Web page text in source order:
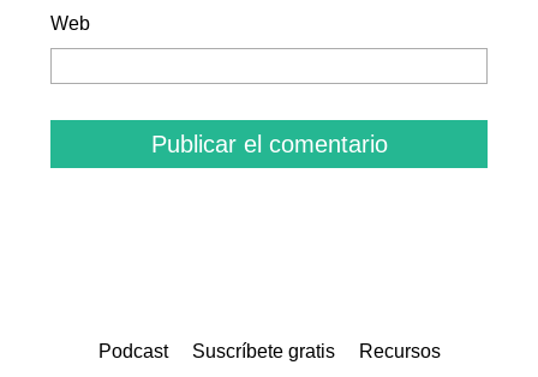
Web
Podcast Suscríbete gratis Recursos